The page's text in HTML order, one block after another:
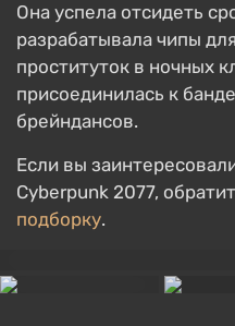
Она успела отсидеть
разрабатывала чипы
проституток в ночных
присоединилась к
брейндансов.
Если вы
Cyberpunk 2077,
подборку.